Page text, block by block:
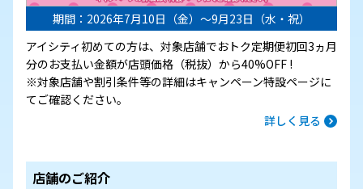
期間：2026年7月10日（金）～9月23日（水・祝）
アイシティ初めての方は、対象店舗でおトク定期便初回3ヵ月
分のお支払い金額が店頭価格（税抜）から40%OFF !
※対象店舗や割引条件等の詳細はキャンペーン特設ページに
てご確認ください。
詳しく見る
店舗のご紹介